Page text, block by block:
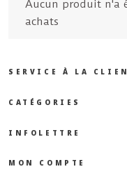
Aucun produit n'a
achats
SERVICE À LA
CATÉGORIES
INFOLETTRE
MON COMPTE